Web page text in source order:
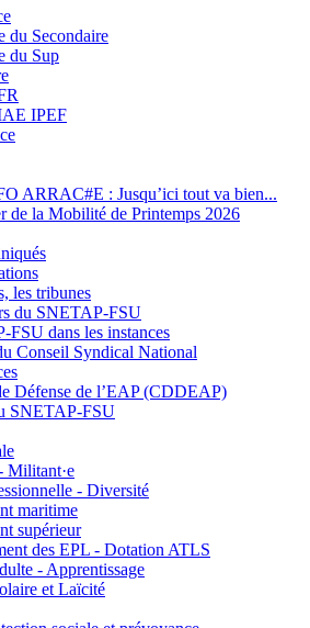
du Secondaire
du Sup
IPEF
ARRAC#E : Jusqu’ici tout va bien...
de la Mobilité de Printemps 2026
les tribunes
du SNETAP-FSU
FSU dans les instances
Conseil Syndical National
Défense de l’EAP (CDDEAP)
SNETAP-FSU
Militant·e
- Diversité
maritime
supérieur
des EPL - Dotation ATLS
- Apprentissage
et Laïcité